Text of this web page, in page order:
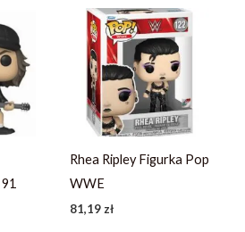
zł.
Rhea Ripley Figurka Pop
WWE
81,19 zł